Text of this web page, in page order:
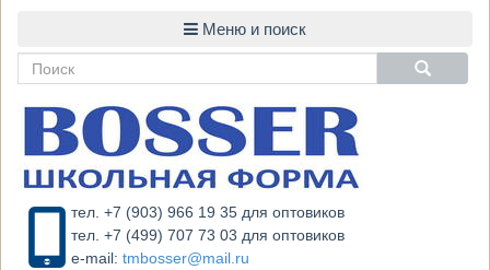
тел. +7 (903) 966 19 35 для оптовиков
тел. +7 (499) 707 73 03 для оптовиков
e-mail: tmbosser@mail.ru